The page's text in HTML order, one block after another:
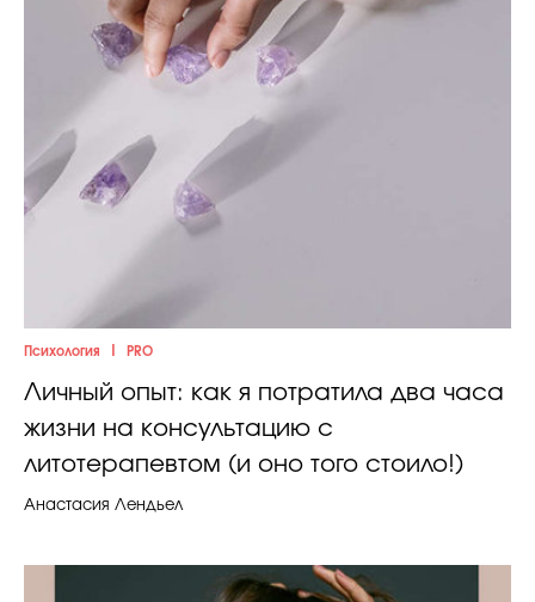
Психология PRO
Личный опыт: как я потратила два часа
жизни на консультацию с
литотерапевтом (и оно того стоило!)
Анастасия Лендьел